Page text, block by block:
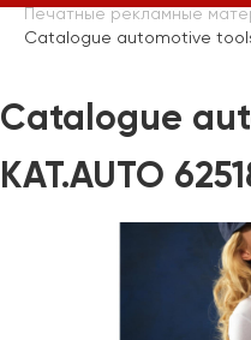
Печатные рекламные
Catalogue automotive tools
Catalogue
KAT.AUTO